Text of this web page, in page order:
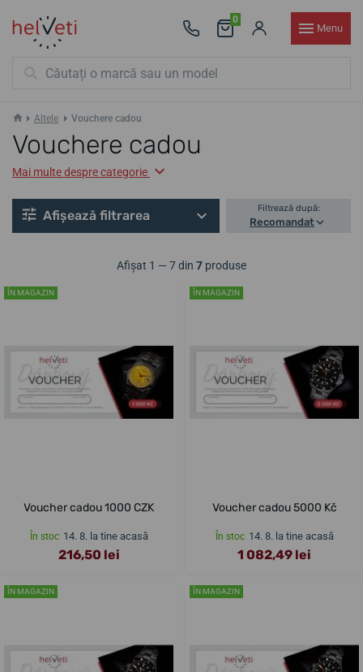
0
Menu
Altele Vouchere cadou
Vouchere cadou
Mai multe despre categorie
Afișează filtrarea Filtrează după:
Recomandat
Afișat 1 — 7 din 7 produse
ÎN MAGAZIN
Voucher cadou 1000 CZK
În stoc 14. 8. la tine acasă
216,50 lei
ÎN MAGAZIN
Voucher cadou 5000 Kč
În stoc 14. 8. la tine acasă
1 082,49 lei
ÎN MAGAZIN ÎN MAGAZIN